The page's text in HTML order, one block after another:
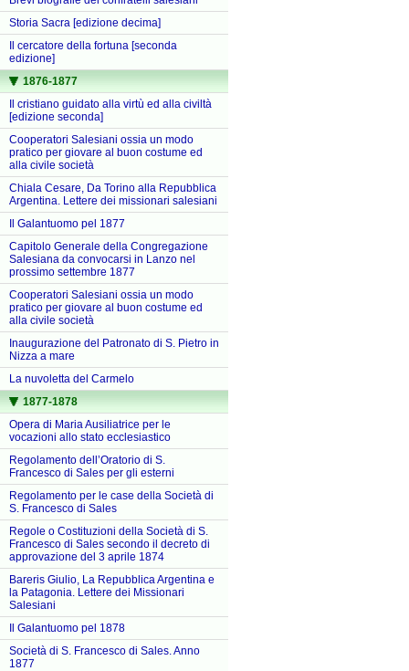
Storia Sacra [edizione decima]
Il cercatore della fortuna [seconda
edizione]
1876-1877
Il cristiano guidato alla virtù ed alla civiltà
[edizione seconda]
Cooperatori Salesiani ossia un modo
pratico per giovare al buon costume ed
alla civile società
Chiala Cesare, Da Torino alla Repubblica
Argentina. Lettere dei missionari salesiani
Il Galantuomo pel 1877
Capitolo Generale della Congregazione
Salesiana da convocarsi in Lanzo nel
prossimo settembre 1877
Cooperatori Salesiani ossia un modo
pratico per giovare al buon costume ed
alla civile società
Inaugurazione del Patronato di S. Pietro in
Nizza a mare
La nuvoletta del Carmelo
1877-1878
Opera di Maria Ausiliatrice per le
vocazioni allo stato ecclesiastico
Regolamento dell’Oratorio di S.
Francesco di Sales per gli esterni
Regolamento per le case della Società di
S. Francesco di Sales
Regole o Costituzioni della Società di S.
Francesco di Sales secondo il decreto di
approvazione del 3 aprile 1874
Bareris Giulio, La Repubblica Argentina e
la Patagonia. Lettere dei Missionari
Salesiani
Il Galantuomo pel 1878
Società di S. Francesco di Sales. Anno
1877